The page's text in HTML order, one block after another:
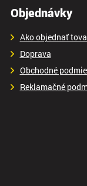
Objednávky
Ako objednať
Doprava
Obchodné
Reklamačné